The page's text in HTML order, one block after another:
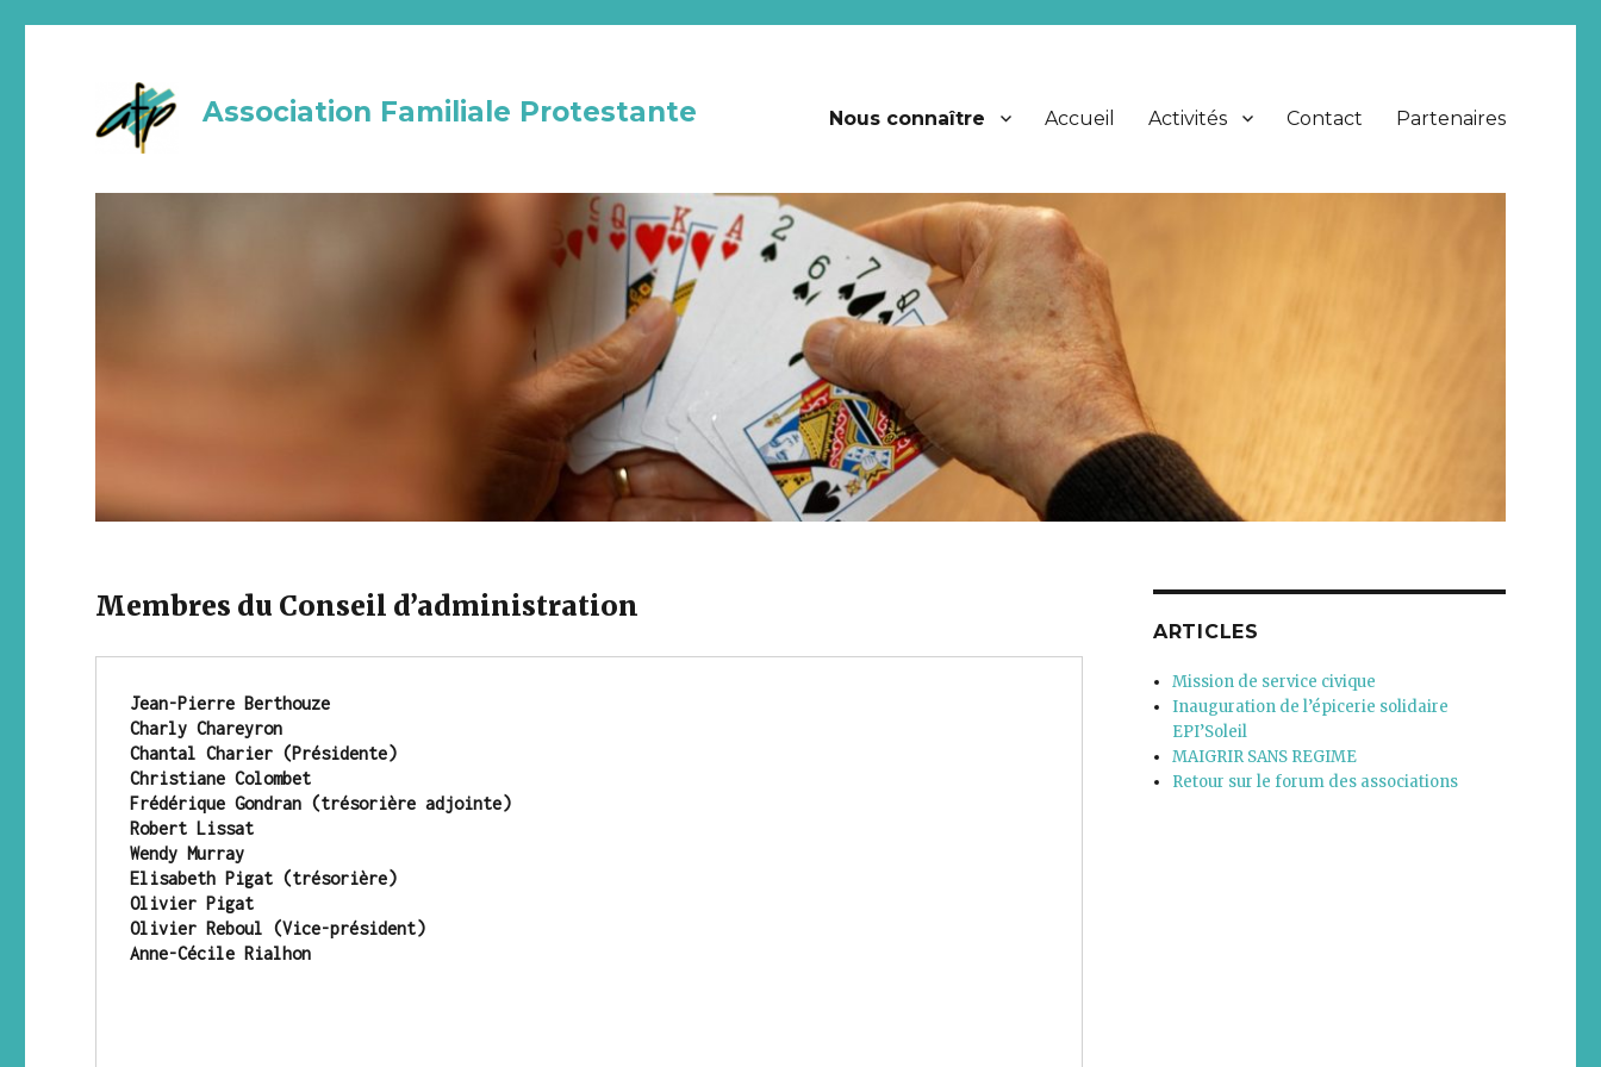
Association Familiale Protestante Nous connaître Accueil Activités Contact Partenaires
Membres du Conseil d’administration
Jean-Pierre Berthouze
Charly Chareyron
Chantal Charier (Présidente)
Christiane Colombet
Frédérique Gondran (trésorière adjointe)
Robert Lissat
Wendy Murray
Elisabeth Pigat (trésorière)
Olivier Pigat
Olivier Reboul (Vice-président)
Anne-Cécile Rialhon
ARTICLES
Mission de service civique
Inauguration de l’épicerie solidaire
EPI’Soleil
MAIGRIR SANS REGIME
Retour sur le forum des associations